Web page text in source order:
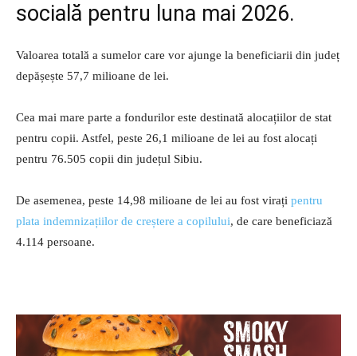
socială pentru luna mai 2026.
Valoarea totală a sumelor care vor ajunge la beneficiarii din județ
depășește 57,7 milioane de lei.
Cea mai mare parte a fondurilor este destinată alocațiilor de stat
pentru copii. Astfel, peste 26,1 milioane de lei au fost alocați
pentru 76.505 copii din județul Sibiu.
De asemenea, peste 14,98 milioane de lei au fost virați pentru
plata indemnizațiilor de creștere a copilului, de care beneficiază
4.114 persoane.